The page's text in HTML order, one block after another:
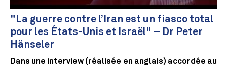
"La guerre contre l’Iran est un fiasco total
pour les États-Unis et Israël" – Dr Peter
Hänseler
Dans une interview (réalisée en anglais) accordée au